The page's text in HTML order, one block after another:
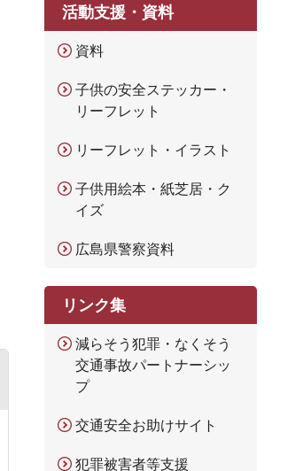
活動支援・資料
資料
子供の安全ステッカー・
リーフレット
リーフレット・イラスト
子供用絵本・紙芝居・ク
イズ
広島県警察資料
リンク集
減らそう犯罪・なくそう
交通事故パートナーシッ
プ
交通安全お助けサイト
犯罪被害者等支援